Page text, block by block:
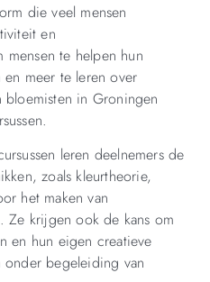
die veel mensen
en
mensen te helpen hun
meer te leren over
in Groningen
leren deelnemers de
zoals kleurtheorie,
het maken van
Ze krijgen ook de kans om
en hun eigen creatieve
begeleiding van